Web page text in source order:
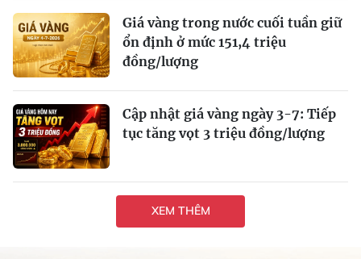
Giá vàng trong nước cuối tuần giữ
ổn định ở mức 151,4 triệu
đồng/lượng
Cập nhật giá vàng ngày 3-7: Tiếp
tục tăng vọt 3 triệu đồng/lượng
XEM THÊM